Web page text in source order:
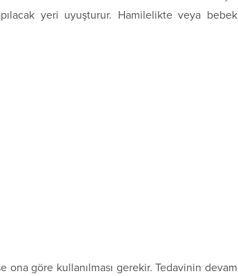
yeri uyuşturur. Hamilelikte veya bebek
ona göre kullanılması gerekir. Tedavinin devam